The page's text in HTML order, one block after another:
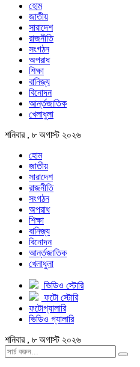
হোম
জাতীয়
সারাদেশ
রাজনীতি
সংগঠন
অপরাধ
শিক্ষা
বানিজ্য
বিনোদন
আর্ন্তজাতিক
খেলাধুলা
শনিবার , ৮ অগাস্ট ২০২৬
হোম
জাতীয়
সারাদেশ
রাজনীতি
সংগঠন
অপরাধ
শিক্ষা
বানিজ্য
বিনোদন
আর্ন্তজাতিক
খেলাধুলা
ভিডিও স্টোরি
ফটো স্টোরি
ফটোগ্যালারি
ভিডিও গ্যালারি
শনিবার , ৮ অগাস্ট ২০২৬